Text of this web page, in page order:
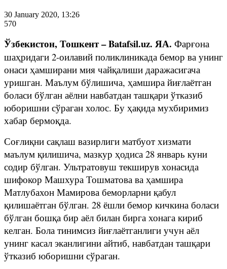
30 January 2020, 13:26
570
Ўзбекистон, Тошкент – Batafsil.uz. ЯА. Фарғона
шаҳридаги 2-оилавий поликлиникада бемор ва унинг
онаси ҳамширани мия чайқалиши даражасигача
уришган. Маълум бўлишича, ҳамшира йиғлаётган
боласи бўлган аёлни навбатдан ташқари ўтказиб
юборишни сўраган холос. Бу ҳақида мухбиримиз
хабар бермоқда.
Соғлиқни сақлаш вазирлиги матбуот хизмати
маълум қилишича, мазкур ҳодиса 28 январь куни
содир бўлган. Ультратовуш текширув хонасида
шифокор Машхура Тошматова ва ҳамшира
Матлубахон Мамирова беморларни қабул
қилишаётган бўлган. 28 ёшли бемор кичкина боласи
бўлган бошқа бир аёл билан бирга хонага кириб
келган. Бола тинимсиз йиғлаётганлиги учун аёл
унинг касал эканлигини айтиб, навбатдан ташқари
ўтказиб юборишни сўраган.